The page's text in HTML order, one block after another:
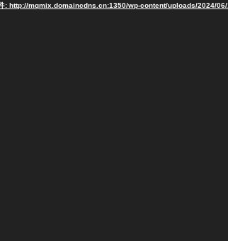
: http://mqmix.domaincdns.cn:1350/wp-content/uploads/2024/